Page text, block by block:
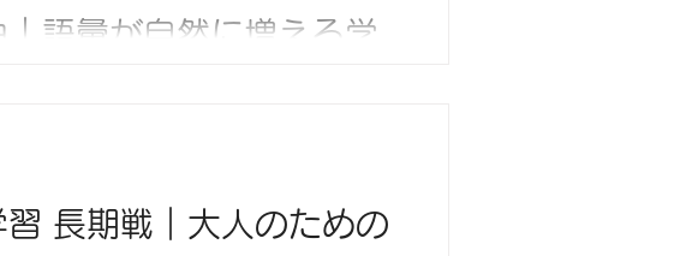
｜語彙が自然に増える学
が増えない。とお悩みの中級レベルの方
ます。
習 長期戦｜大人のための